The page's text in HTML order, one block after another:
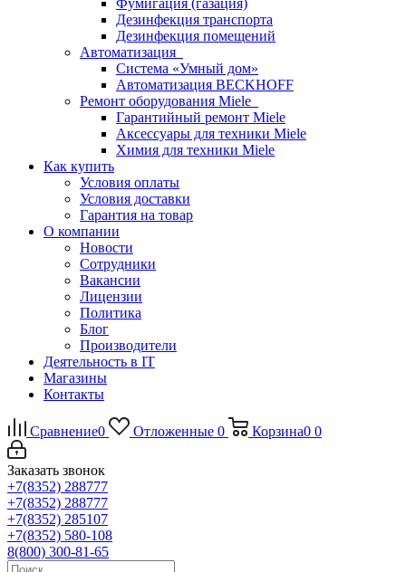
Фумигация (газация)
Дезинфекция транспорта
Дезинфекция помещений
Автоматизация
Система «Умный дом»
Автоматизация BECKHOFF
Ремонт оборудования Miele
Гарантийный ремонт Miele
Аксессуары для техники Miele
Химия для техники Miele
Как купить
Условия оплаты
Условия доставки
Гарантия на товар
О компании
Новости
Сотрудники
Вакансии
Лицензии
Политика
Блог
Производители
Деятельность в IT
Магазины
Контакты
Сравнение0 Отложенные 0 Корзина0 0
Заказать звонок
+7(8352) 288777
+7(8352) 288777
+7(8352) 285107
+7(8352) 580-108
8(800) 300-81-65